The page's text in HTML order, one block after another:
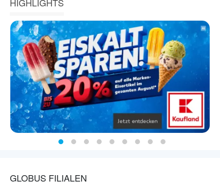
GLOBUS FILIALEN